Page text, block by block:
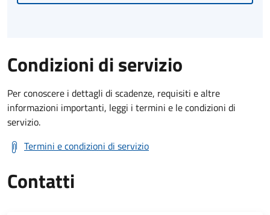
Condizioni di servizio
Per conoscere i dettagli di scadenze, requisiti e altre
informazioni importanti, leggi i termini e le condizioni di
servizio.
Termini e condizioni di servizio
Contatti